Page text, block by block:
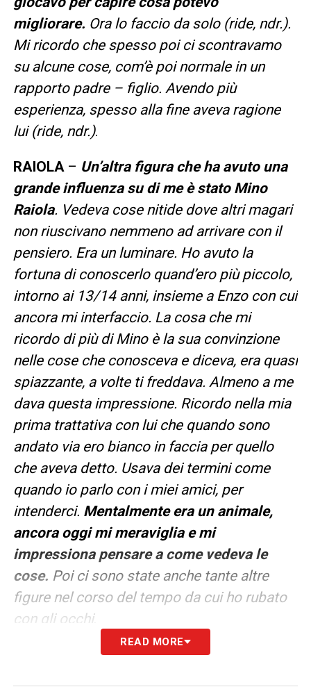
migliorare. Ora lo faccio da solo (ride, ndr.).
Mi ricordo che spesso poi ci scontravamo
su alcune cose, com’è poi normale in un
rapporto padre – figlio. Avendo più
esperienza, spesso alla fine aveva ragione
lui (ride, ndr.).
RAIOLA – Un’altra figura che ha avuto una
grande influenza su di me è stato Mino
Raiola. Vedeva cose nitide dove altri magari
non riuscivano nemmeno ad arrivare con il
pensiero. Era un luminare. Ho avuto la
fortuna di conoscerlo quand’ero più piccolo,
intorno ai 13/14 anni, insieme a Enzo con cui
ancora mi interfaccio. La cosa che mi
ricordo di più di Mino è la sua convinzione
nelle cose che conosceva e diceva, era quasi
spiazzante, a volte ti freddava. Almeno a me
dava questa impressione. Ricordo nella mia
prima trattativa con lui che quando sono
andato via ero bianco in faccia per quello
che aveva detto. Usava dei termini come
quando io parlo con i miei amici, per
intenderci. Mentalmente era un animale,
ancora oggi mi meraviglia e mi
impressiona pensare a come vedeva le
cose. Poi ci sono state anche tante altre
figure nel corso del tempo da cui ho rubato
con gli occhi.
Sono cresciuto con tanto rap,
READ MORE